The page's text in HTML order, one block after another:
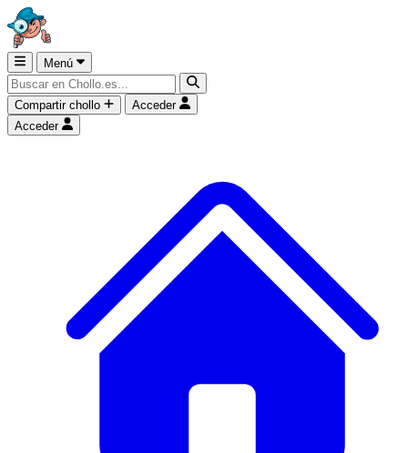
Menú
Compartir chollo
Acceder
Acceder